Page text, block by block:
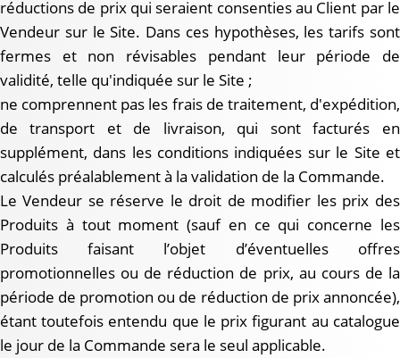
réductions de prix qui seraient consenties au Client par le
Vendeur sur le Site. Dans ces hypothèses, les tarifs sont
fermes et non révisables pendant leur période de
validité, telle qu'indiquée sur le Site ;
ne comprennent pas les frais de traitement, d'expédition,
de transport et de livraison, qui sont facturés en
supplément, dans les conditions indiquées sur le Site et
calculés préalablement à la validation de la Commande.
Le Vendeur se réserve le droit de modifier les prix des
Produits à tout moment (sauf en ce qui concerne les
Produits faisant l’objet d’éventuelles offres
promotionnelles ou de réduction de prix, au cours de la
période de promotion ou de réduction de prix annoncée),
étant toutefois entendu que le prix figurant au catalogue
le jour de la Commande sera le seul applicable.